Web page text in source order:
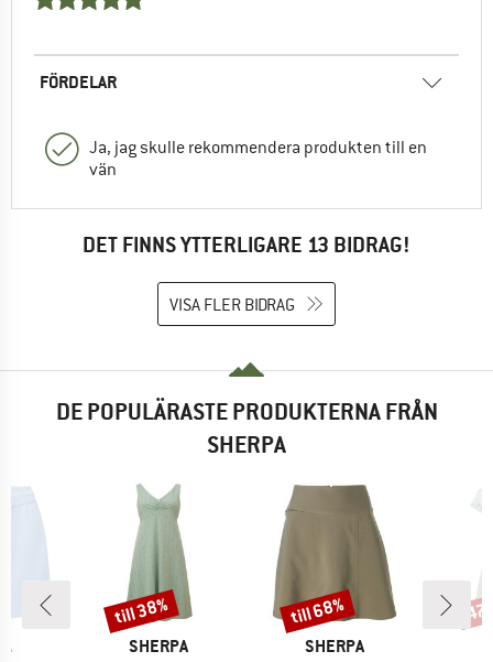
FÖRDELAR
Ja, jag skulle rekommendera produkten till en
vän
DET FINNS YTTERLIGARE 13 BIDRAG!
VISA FLER BIDRAG
DE POPULÄRASTE PRODUKTERNA FRÅN
SHERPA
VARUMÄRKE
SHERPA
Rabatt
till 38%
VARUMÄRKE
SHERPA
Rabatt
till 68%